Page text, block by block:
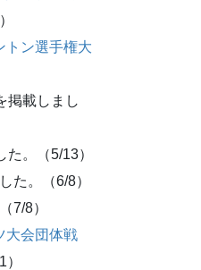
トン選手権大
掲載しまし
。（5/13）
た。（6/8）
7/8）
大会団体戦